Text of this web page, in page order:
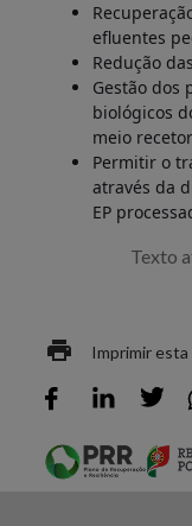
efluentes
Redução
Gestão dos
biológicos
meio
Permitir o
através da
EP
Texto
Imprimir esta